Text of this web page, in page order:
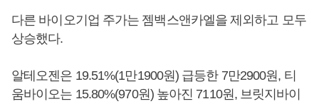
다른 바이오기업 주가는 젬백스앤카엘을 제외하고 모두
상승했다.
알테오젠은 19.51%(1만1900원) 급등한 7만2900원, 티
움바이오는 15.80%(970원) 높아진 7110원, 브릿지바이